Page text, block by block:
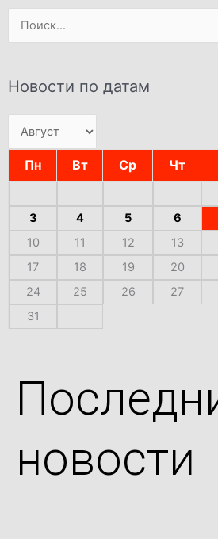
Поиск:
Новости по датам
Пн Вт Ср Чт
3
4 5 6
10
11 12 13
17
18 19 20
24
25 26 27
31
новости